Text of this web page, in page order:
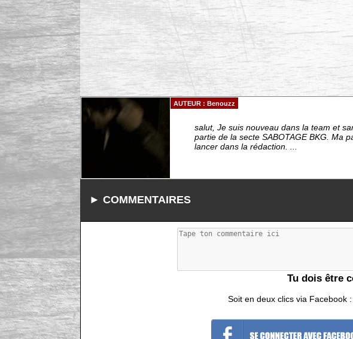
AUTEUR : Benouzz
salut, Je suis nouveau dans la team et
partie de la secte SABOTAGE BKG. Ma
lancer dans la rédaction. ...
► COMMENTAIRES
Tu dois être
Soit en deux clics via Facebook :